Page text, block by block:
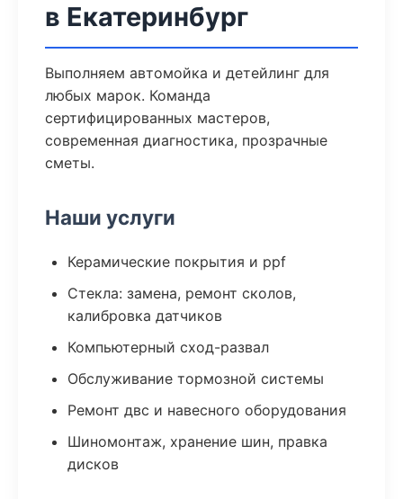
в Екатеринбург
Выполняем автомойка и детейлинг для
любых марок. Команда
сертифицированных мастеров,
современная диагностика, прозрачные
сметы.
Наши услуги
Керамические покрытия и ppf
Стекла: замена, ремонт сколов,
калибровка датчиков
Компьютерный сход-развал
Обслуживание тормозной системы
Ремонт двс и навесного оборудования
Шиномонтаж, хранение шин, правка
дисков